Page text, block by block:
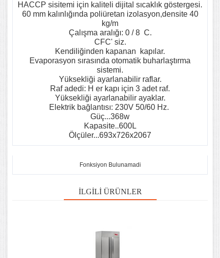
HACCP sisitemi için kaliteli dijital sıcaklık göstergesi.
60 mm kalınlığında poliüretan izolasyon,densite 40
kg/m
Çalışma aralığı: 0 / 8 C.
CFC' siz.
Kendiliğinden kapanan kapılar.
Evaporasyon sırasında otomatik buharlaştırma
sistemi.
Yüksekliği ayarlanabilir raflar.
Raf adedi: H er kapı için 3 adet raf.
Yüksekliği ayarlanabilir ayaklar.
Elektrik bağlantısı: 230V 50/60 Hz.
Güç...368w
Kapasite..600L
Ölçüler...693x726x2067
Fonksiyon Bulunamadi
İLGILI ÜRÜNLER